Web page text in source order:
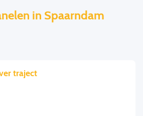
in Spaarndam
traject